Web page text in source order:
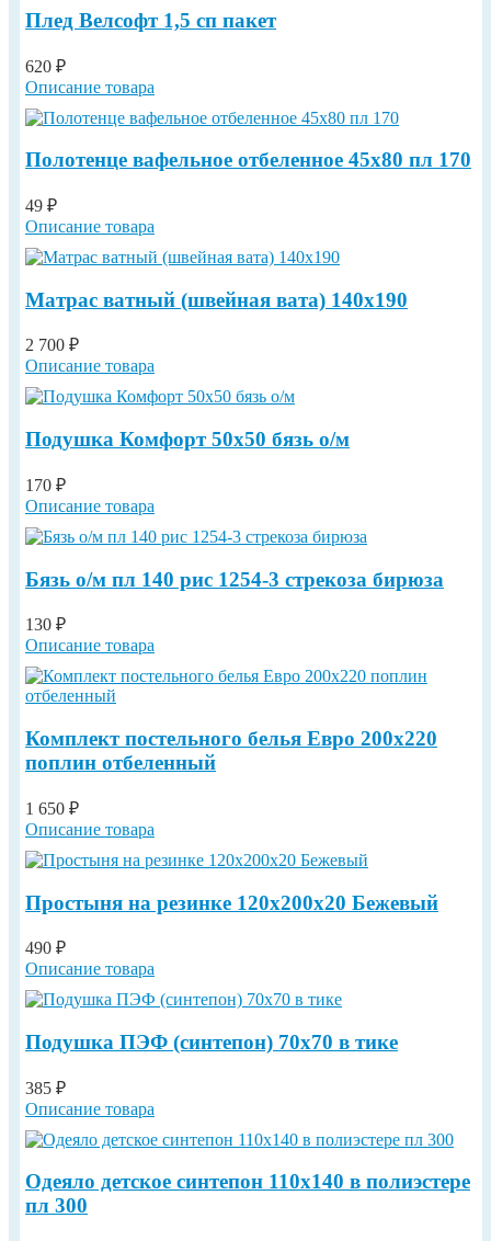
Плед Велсофт 1,5 сп пакет
620 ₽
Описание товара
Полотенце вафельное отбеленное 45х80 пл 170
49 ₽
Описание товара
Матрас ватный (швейная вата) 140х190
2 700 ₽
Описание товара
Подушка Комфорт 50х50 бязь о/м
170 ₽
Описание товара
Бязь о/м пл 140 рис 1254-3 стрекоза бирюза
130 ₽
Описание товара
Комплект постельного белья Евро 200х220
поплин отбеленный
1 650 ₽
Описание товара
Простыня на резинке 120х200х20 Бежевый
490 ₽
Описание товара
Подушка ПЭФ (синтепон) 70х70 в тике
385 ₽
Описание товара
Одеяло детское синтепон 110х140 в полиэстере
пл 300